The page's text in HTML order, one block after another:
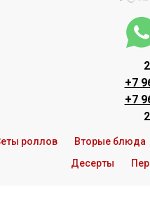
+7
+7
роллов Вторые блюда
Десерты